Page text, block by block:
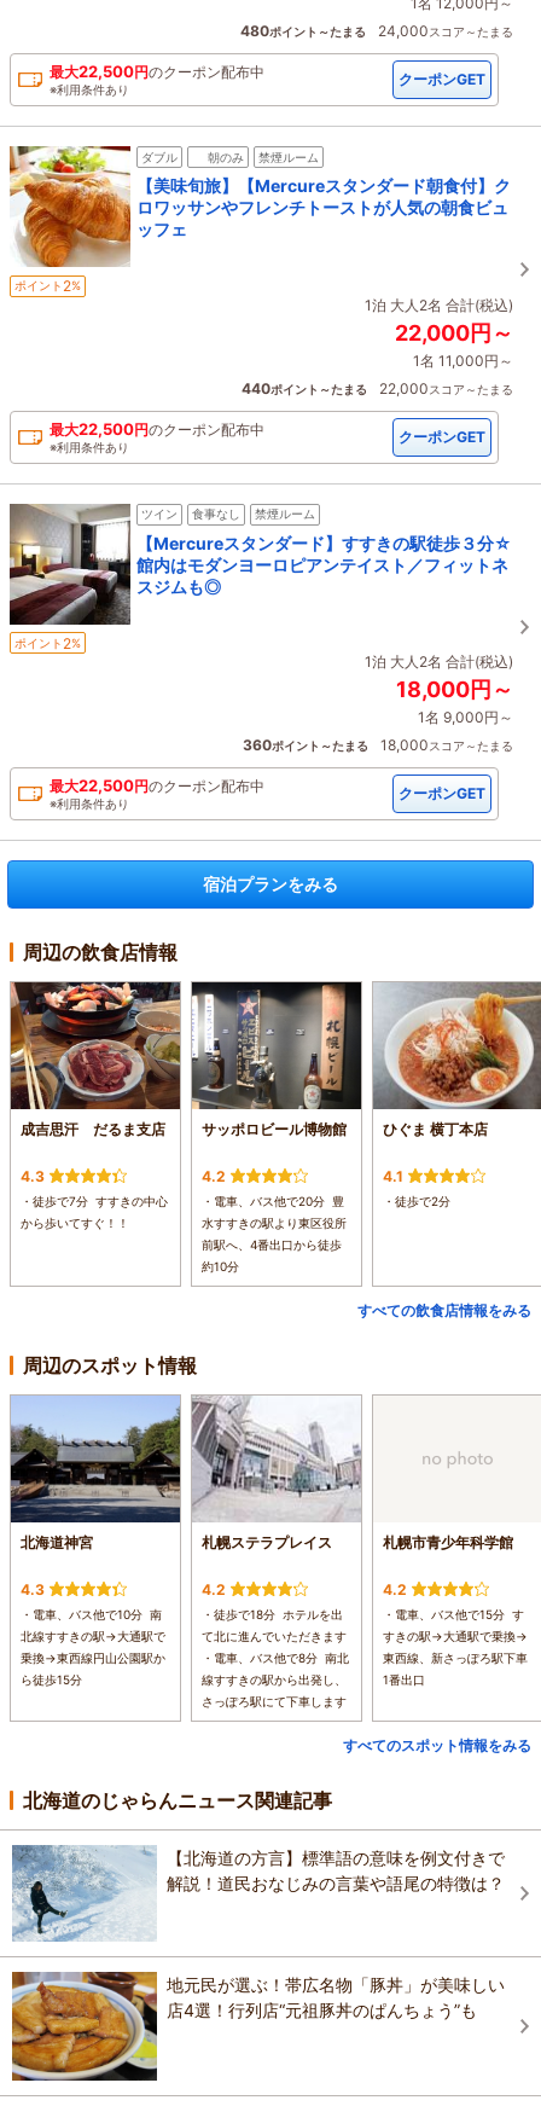
480ポイント～たまる 24,000スコア～たまる
最大22,500円のクーポン配布中
※利用条件あり
クーポンGET
ダブル 朝のみ 禁煙ルーム
【美味旬旅】【Mercureスタンダード朝食付】ク
ロワッサンやフレンチトーストが人気の朝食ビュ
ッフェ
ポイント 2%
1泊 大人2名 合計(税込)
22,000円～
1名 11,000円～
440ポイント～たまる 22,000スコア～たまる
最大22,500円のクーポン配布中
※利用条件あり
クーポンGET
ツイン 食事なし 禁煙ルーム
【Mercureスタンダード】すすきの駅徒歩３分☆
館内はモダンヨーロピアンテイスト／フィットネ
スジムも◎
ポイント 2%
1泊 大人2名 合計(税込)
18,000円～
1名 9,000円～
360ポイント～たまる 18,000スコア～たまる
最大22,500円のクーポン配布中
※利用条件あり
クーポンGET
宿泊プランをみる
周辺の飲食店情報
成吉思汗 だるま支店
4.3
・徒歩で7分 すすきの中心
から歩いてすぐ！！
サッポロビール博物館
4.2
・電車、バス他で20分 豊
水すすきの駅より東区役所
前駅へ、4番出口から徒歩
約10分
ひぐま 横丁本店
4.1
・徒歩で2分
すべての飲食店情報をみる
周辺のスポット情報
北海道神宮
4.3
・電車、バス他で10分 南
北線すすきの駅→大通駅で
乗換→東西線円山公園駅か
ら徒歩15分
札幌ステラプレイス
4.2
・徒歩で18分 ホテルを出
て北に進んでいただきます
・電車、バス他で8分 南北
線すすきの駅から出発し、
さっぽろ駅にて下車します
札幌市青少年科学館
4.2
・電車、バス他で15分 す
すきの駅→大通駅で乗換→
東西線、新さっぽろ駅下車
1番出口
すべてのスポット情報をみる
北海道のじゃらんニュース関連記事
【北海道の方言】標準語の意味を例文付きで
解説！道民おなじみの言葉や語尾の特徴は？
地元民が選ぶ！帯広名物「豚丼」が美味しい
店4選！行列店“元祖豚丼のぱんちょう”も